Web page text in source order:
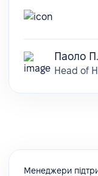
Паоло П.
Head of
Менеджери